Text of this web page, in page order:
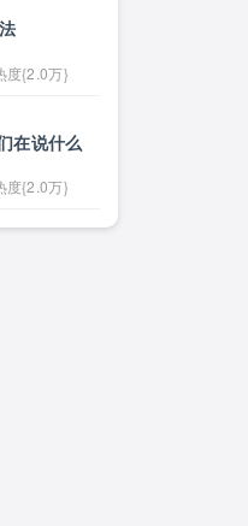
度{2.0万}
在说什么
度{2.0万}